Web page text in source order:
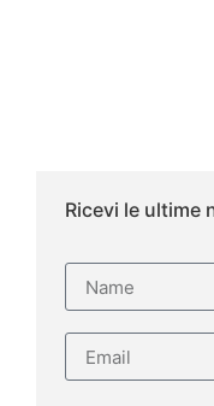
Ricevi le ultime